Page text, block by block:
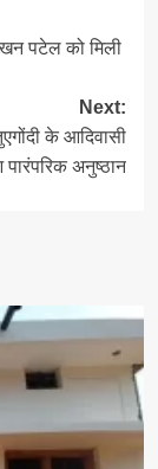
पटेल को मिली
Next:
के आदिवासी
अनुष्ठान